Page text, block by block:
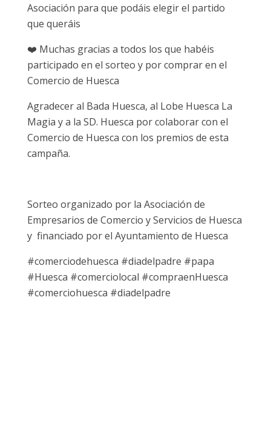
Asociación para que podáis elegir el partido
que queráis
❤️ Muchas gracias a todos los que habéis
participado en el sorteo y por comprar en el
Comercio de Huesca
Agradecer al Bada Huesca, al Lobe Huesca La
Magia y a la SD. Huesca por colaborar con el
Comercio de Huesca con los premios de esta
campaña.
Sorteo organizado por la Asociación de
Empresarios de Comercio y Servicios de Huesca
y financiado por el Ayuntamiento de Huesca
#comerciodehuesca #diadelpadre #papa
#Huesca #comerciolocal #compraenHuesca
#comerciohuesca #diadelpadre